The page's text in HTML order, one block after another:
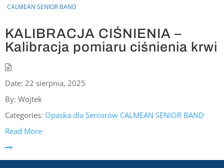
CALMEAN SENIOR BAND
KALIBRACJA CIŚNIENIA –
Kalibracja pomiaru ciśnienia krwi
Date: 22 sierpnia, 2025
By: Wojtek
Categories: Opaska dla Seniorów CALMEAN SENIOR BAND
Read More